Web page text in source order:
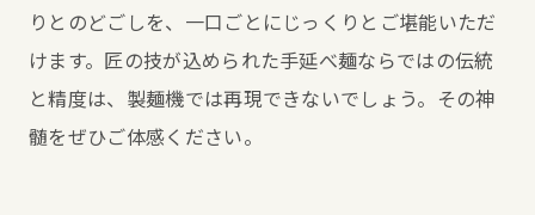
りとのどごしを、一口ごとにじっくりとご堪能いただ
けます。匠の技が込められた手延べ麺ならではの伝統
と精度は、製麺機では再現できないでしょう。その神
髄をぜひご体感ください。